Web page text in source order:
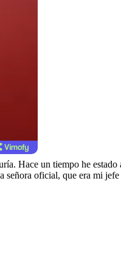
Hace un tiempo he estado
oficial, que era mi jefe